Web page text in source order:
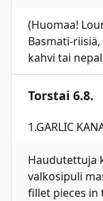
(Huomaa!
Basmati-
kahvi tai
Torstai 6.8.
1.GARLIC
Haudutettuja
valkosipuli
fillet pieces in